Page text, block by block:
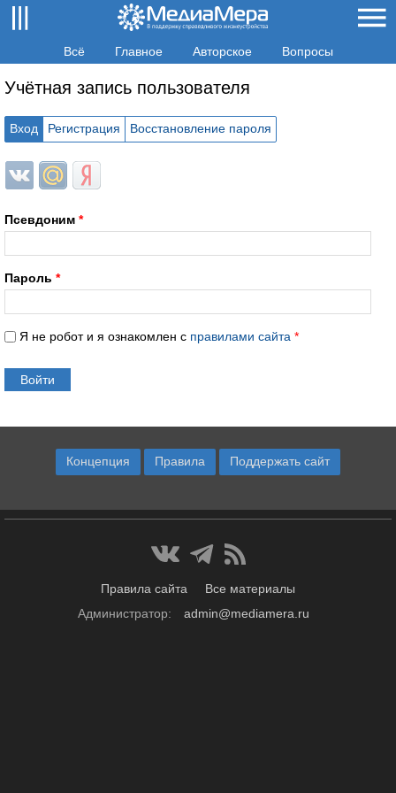
Всё Главное Авторское Вопросы
Учётная запись пользователя
Вход Регистрация Восстановление пароля
Login with ВКонтакте
Login with Mail.ru
Login with Яндекс
Псевдоним *
Пароль *
Я не робот и я ознакомлен с правилами сайта *
Концепция Правила Поддержать сайт
Правила сайта
Все материалы
Администратор:
admin@mediamera.ru